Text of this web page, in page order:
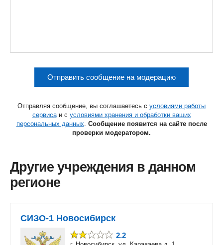
Отправить сообщение на модерацию
Отправляя сообщение, вы соглашаетесь с условиями работы
сервисаи с условиями хранения и обработки ваших
персональных данных. Сообщение появится на сайте после
проверки модератором.
Другие учреждения в данном
регионе
СИЗО-1 Новосибирск
2.2